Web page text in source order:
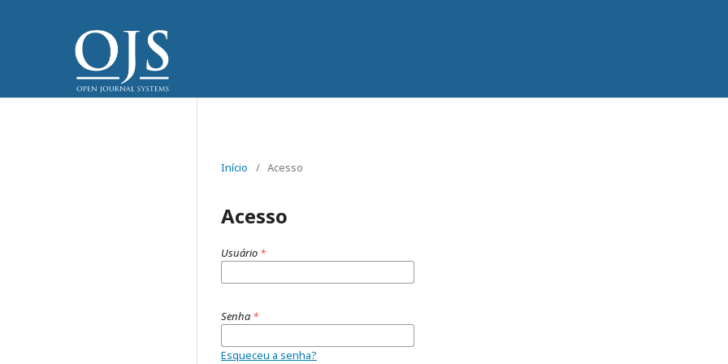
Início / Acesso
Acesso
Usuário *
Senha *
Esqueceu a senha?